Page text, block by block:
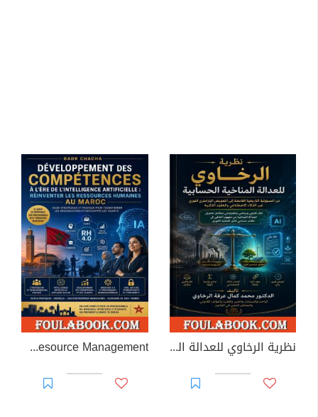
نظرية الرخاوي للعدالة المناخية الحسابية Artificial Intelligence in Human Resource Management